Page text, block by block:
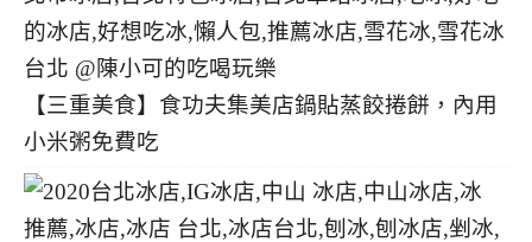
【三重美食】食功夫集美店鍋貼蒸餃捲餅，內用
小米粥免費吃